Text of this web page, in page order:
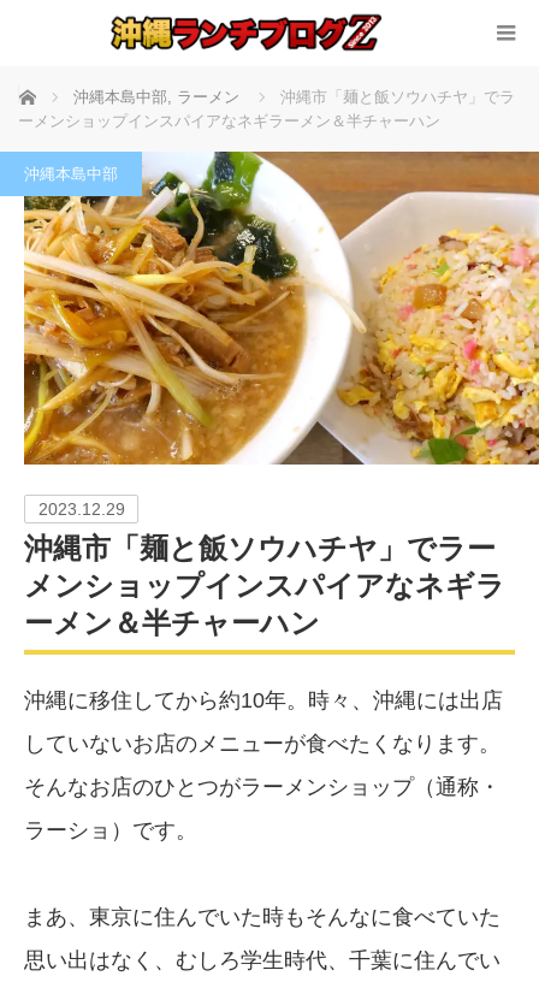
ホーム 沖縄本島中部, ラーメン
沖縄市「麺と飯ソウハチヤ」でラ
ーメンショップインスパイアなネギラーメン＆半チャーハン
沖縄本島中部
2023.12.29
沖縄市「麺と飯ソウハチヤ」でラー
メンショップインスパイアなネギラ
ーメン＆半チャーハン
沖縄に移住してから約10年。時々、沖縄には出店
していないお店のメニューが食べたくなります。
そんなお店のひとつがラーメンショップ（通称・
ラーショ）です。
まあ、東京に住んでいた時もそんなに食べていた
思い出はなく、むしろ学生時代、千葉に住んでい